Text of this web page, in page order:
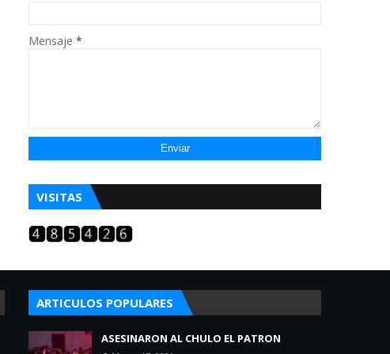
Mensaje *
VISITAS
ARTICULOS POPULARES
ASESINARON AL CHULO EL PATRON